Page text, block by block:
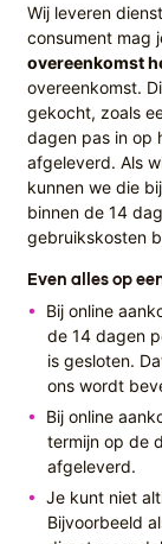
Wij leveren
consument mag
overeenkomst
overeenkomst.
gekocht, zoals
dagen pas in op
afgeleverd. Als
kunnen we die
binnen de 14
gebruikskosten
Even alles op
Bij online
de 14 dagen
is gesloten.
ons wordt
Bij online
termijn op de
afgeleverd.
Je kunt niet
Bijvoorbeeld